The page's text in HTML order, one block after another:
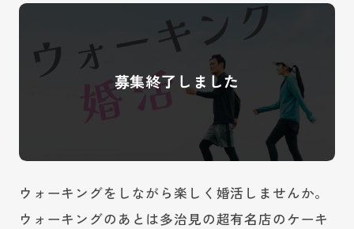
ウォーキングをしながら楽しく婚活しませんか。
ウォーキングのあとは多治見の超有名店のケーキ